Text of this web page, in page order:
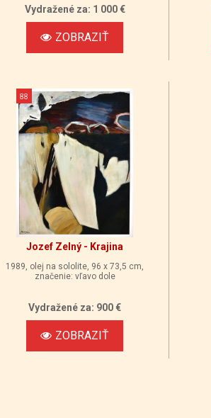
Vydražené za: 1 000 €
ZOBRAZIŤ
88
Jozef Zelný - Krajina
1989, olej na sololite, 96 x 73,5 cm,
značenie: vľavo dole
Vydražené za: 900 €
ZOBRAZIŤ